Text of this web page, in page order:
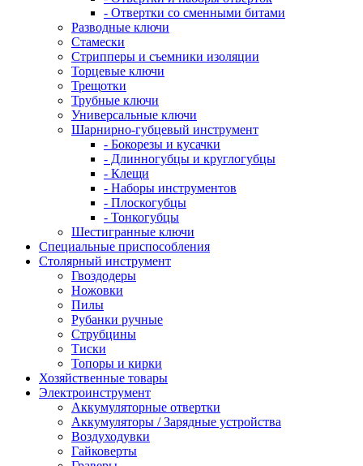
- Отвертки со сменными битами
Разводные ключи
Стамески
Стрипперы и съемники изоляции
Торцевые ключи
Трещотки
Трубные ключи
Универсальные ключи
Шарнирно-губцевый инструмент
- Бокорезы и кусачки
- Длинногубцы и круглогубцы
- Клещи
- Наборы инструментов
- Плоскогубцы
- Тонкогубцы
Шестигранные ключи
Специальные приспособления
Столярный инструмент
Гвоздодеры
Ножовки
Пилы
Рубанки ручные
Струбцины
Тиски
Топоры и кирки
Хозяйственные товары
Электроинструмент
Аккумуляторные отвертки
Аккумуляторы / Зарядные устройства
Воздуходувки
Гайковерты